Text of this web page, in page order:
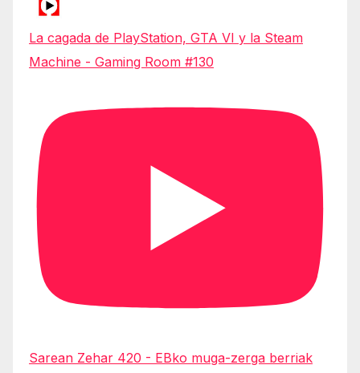
La cagada de PlayStation, GTA VI y la Steam
Machine - Gaming Room #130
Sarean Zehar 420 - EBko muga-zerga berriak